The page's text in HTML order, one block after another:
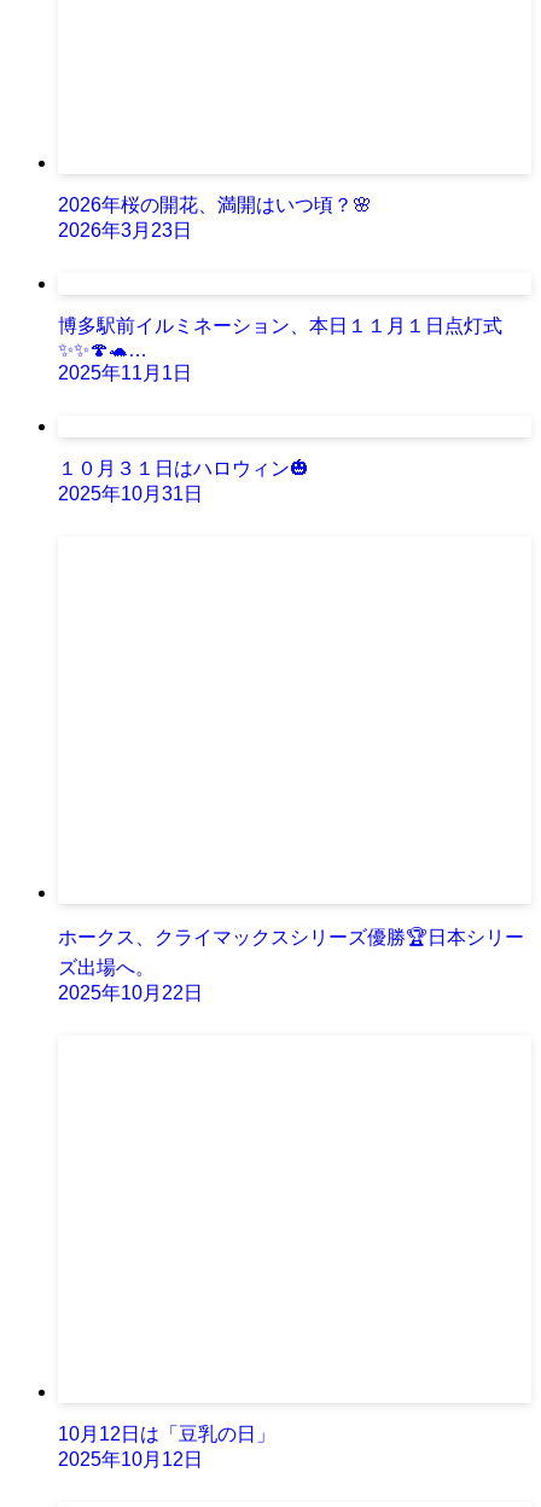
2026年桜の開花、満開はいつ頃？🌸
2026年3月23日
博多駅前イルミネーション、本日１１月１日点灯式
✨✨🍄🐢…
2025年11月1日
１０月３１日はハロウィン🎃
2025年10月31日
ホークス、クライマックスシリーズ優勝🏆日本シリー
ズ出場へ。
2025年10月22日
10月12日は「豆乳の日」
2025年10月12日